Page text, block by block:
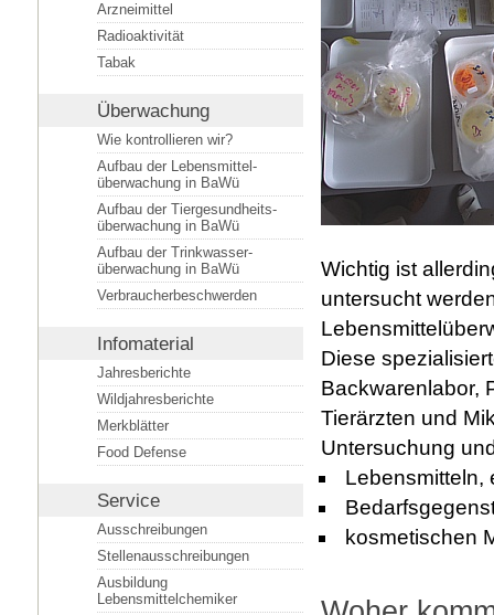
Arzneimittel
Radioaktivität
Tabak
Überwachung
Wie kontrollieren wir?
Aufbau der Lebensmittel­
überwachung in BaWü
Aufbau der Tiergesundheits­
überwachung in BaWü
Aufbau der Trinkwasser­
überwachung in BaWü
Verbraucherbeschwerden
Infomaterial
Jahresberichte
Wildjahresberichte
Merkblätter
Food Defense
Service
Ausschreibungen
Stellenausschreibungen
Ausbildung
Lebensmittelchemiker
Wichtig ist
untersucht
Diese
Backwarenlabor,
Tierärzten und
Untersuchung
Lebensmitteln,
kosmetischen